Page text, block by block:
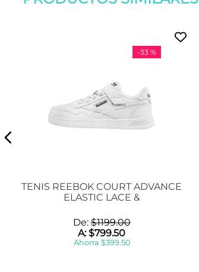
-33 %
TENIS REEBOK COURT ADVANCE
ELASTIC LACE &
De:$1199.00
A:$799.50
Ahorra $399.50